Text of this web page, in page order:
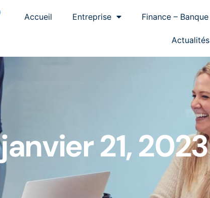
Accueil Entreprise Finance – Banque
Actualités
janvier 21, 2023